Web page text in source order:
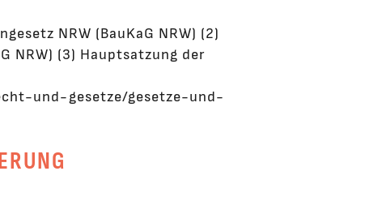
NRW (BauKaG NRW) (2)
NRW) (3) Hauptsatzung der
und-gesetze/gesetze-und-